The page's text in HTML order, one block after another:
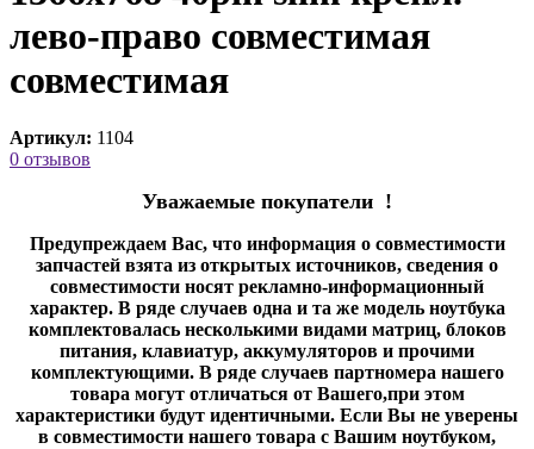
лево-право совместимая
cовместимая
Артикул: 1104
0 отзывов
Уважаемые покупатели !
Предупреждаем Вас, что информация о совместимости
запчастей взята из открытых источников, сведения о
совместимости носят рекламно-информационный
характер. В ряде случаев одна и та же модель ноутбука
комплектовалась несколькими видами матриц, блоков
питания, клавиатур, аккумуляторов и прочими
комплектующими. В ряде случаев партномера нашего
товара могут отличаться от Вашего,при этом
характеристики будут идентичными. Если Вы не уверены
в совместимости нашего товара с Вашим ноутбуком,